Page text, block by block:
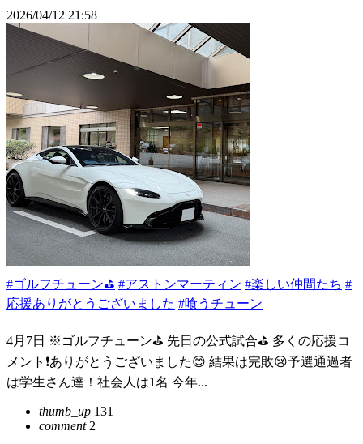
2026/04/12 21:58
#ゴルフチューン⛳ #アストンマーティン #楽しい仲間たち #
応援ありがとうございました #喰うチューン
4月7日 ※ゴルフチューン⛳️ 先日の公式試合⛳️ 多くの応援コ
メント❗️ありがとうございました😊 結果は完敗😢予選通過者
は学生さん達！社会人は1名 今年...
thumb_up 131
comment2